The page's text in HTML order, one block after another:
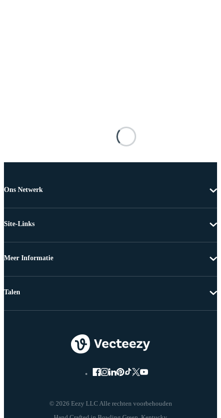
Ons Netwerk
Site-Links
Meer Informatie
© 2026 Eezy LLC Alle rechten voorbehouden
Talen